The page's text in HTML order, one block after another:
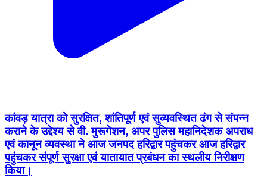
कांवड़ यात्रा को सुरक्षित, शांतिपूर्ण एवं सुव्यवस्थित ढंग से संपन्न
कराने के उद्देश्य से वी. मुरूगेशन, अपर पुलिस महानिदेशक अपराध
एवं कानून व्यवस्था ने आज जनपद हरिद्वार पहुंचकर आज हरिद्वार
पहुंचकर संपूर्ण सुरक्षा एवं यातायात प्रबंधन का स्थलीय निरीक्षण
किया।